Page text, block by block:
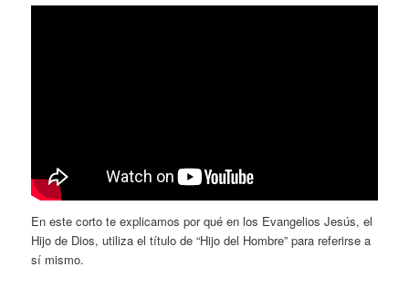
En este corto te explicamos por qué en los Evangelios Jesús, el
Hijo de Dios, utiliza el título de “Hijo del Hombre” para referirse a
sí mismo.